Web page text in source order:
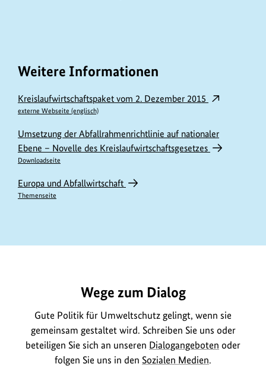
Weitere Informationen
Kreislaufwirtschaftspaket vom 2. Dezember 2015
externe Webseite (englisch)
Umsetzung der Abfallrahmenrichtlinie auf nationaler
Ebene – Novelle des Kreislaufwirtschaftsgesetzes
Downloadseite
Europa und Abfallwirtschaft
Themenseite
Wege zum Dialog
Gute Politik für Umweltschutz gelingt, wenn sie
gemeinsam gestaltet wird. Schreiben Sie uns oder
beteiligen Sie sich an unseren Dialogangeboten oder
folgen Sie uns in den Sozialen Medien.